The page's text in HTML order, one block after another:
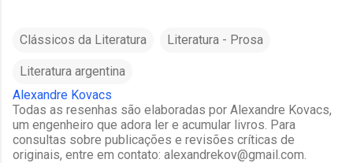
Clássicos da Literatura Literatura - Prosa
Literatura argentina
Alexandre Kovacs
Todas as resenhas são elaboradas por Alexandre Kovacs,
um engenheiro que adora ler e acumular livros. Para
consultas sobre publicações e revisões críticas de
originais, entre em contato: alexandrekov@gmail.com.